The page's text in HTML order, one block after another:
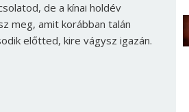
de a kínai holdév
meg, amit korábban talán
előtted, kire vágysz igazán.